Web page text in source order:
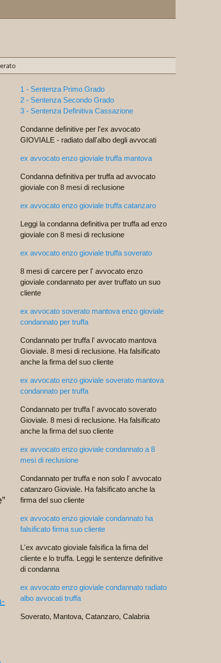
1 - Sentenza Primo Grado
2 - Sentenza Secondo Grado
3 - Sentenza Definitiva Cassazione
Condanne definitive per l'ex avvocato
GIOVIALE - radiato dall'albo degli avvocati
ex avvocato enzo gioviale truffa mantova
Condanna definitiva per truffa ad avvocato
gioviale con 8 mesi di reclusione
ex avvocato enzo gioviale truffa catanzaro
Leggi la condanna definitiva per truffa ad enzo
gioviale con 8 mesi di reclusione
ex avvocato enzo gioviale truffa soverato
8 mesi di carcere per l' avvocato enzo
gioviale condannato per aver truffato un suo
cliente
ex avvocato soverato mantova enzo gioviale
condannato per truffa
Condannato per truffa l' avvocato mantova
Gioviale. 8 mesi di reclusione. Ha falsificato
anche la firma del suo cliente
ex avvocato enzo gioviale soverato mantova
condannato per truffa
Condannato per truffa l' avvocato soverato
Gioviale. 8 mesi di reclusione. Ha falsificato
anche la firma del suo cliente
ex avvocato enzo gioviale condannato a 8
mesi di reclusione
Condannato per truffa e non solo l' avvocato
catanzaro Gioviale. Ha falsificato anche la
firma del suo cliente
ex avvocato enzo gioviale condannato ha
falsificato firma suo cliente
L'ex avvcato gioviale falsifica la firna del
cliente e lo truffa. Leggi le sentenze definitive
di condanna
ex avvocato enzo gioviale condannato radiato
albo avvocati truffa
Soverato, Mantova, Catanzaro, Calabria